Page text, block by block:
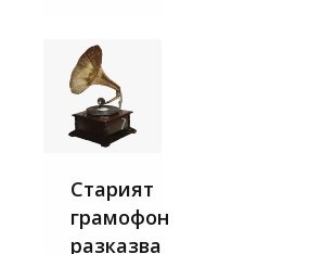
Старият
грамофон
разказва